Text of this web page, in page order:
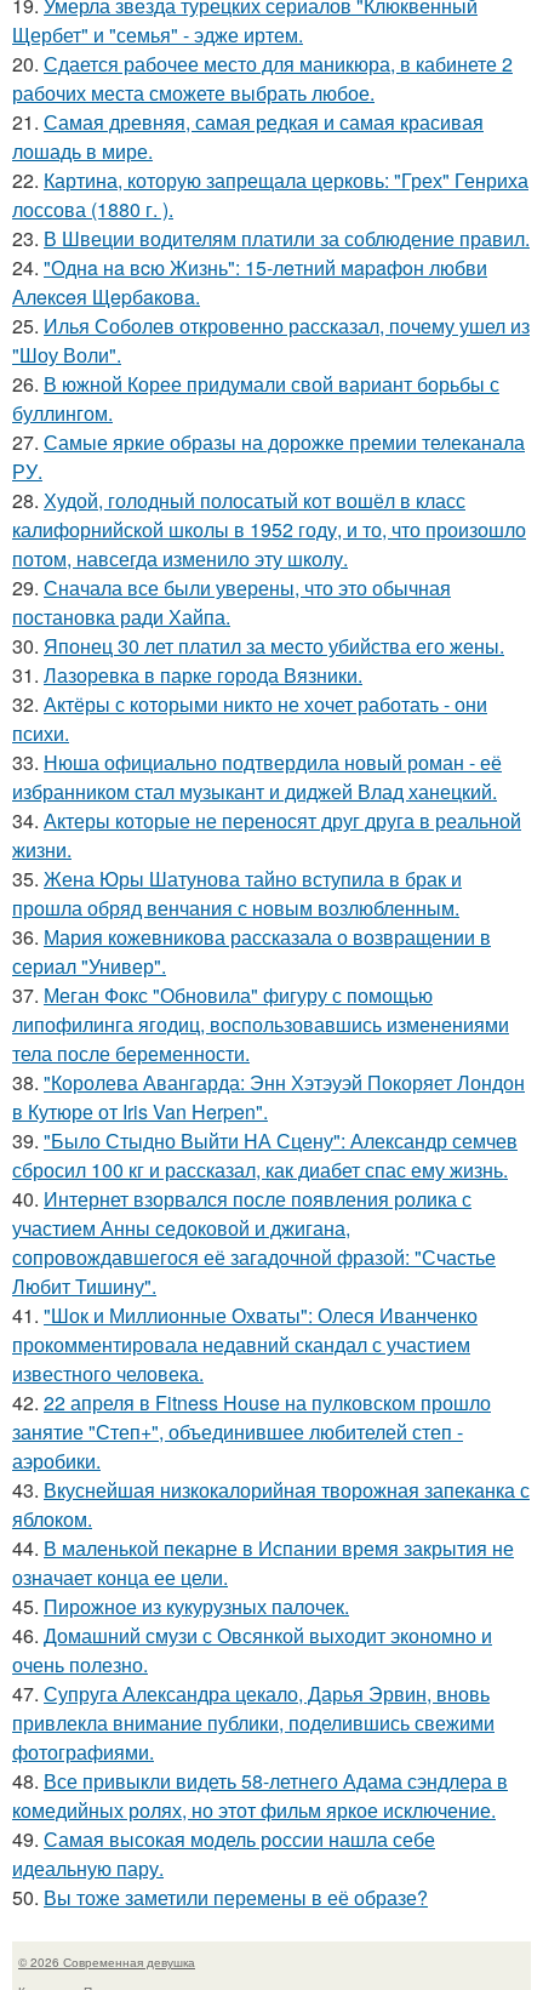
19. Умерла звезда турецких сериалов "Клюквенный
Щербет" и "семья" - эдже иртем.
20. Сдается рабочее место для маникюра, в кабинете 2
рабочих места сможете выбрать любое.
21. Самая древняя, самая редкая и самая красивая
лошадь в мире.
22. Картина, которую запрещала церковь: "Грех" Генриха
лоссова (1880 г. ).
23. В Швеции водителям платили за соблюдение правил.
24. "Однa нa вcю Жизнь": 15-лeтний мapaфoн любви
Алeкceя Щepбaкoвa.
25. Илья Соболев откровенно рассказал, почему ушел из
"Шоу Воли".
26. В южной Корее придумали свой вариант борьбы с
буллингом.
27. Самые яркие образы на дорожке премии телеканала
РУ.
28. Худой, голодный полосатый кот вошёл в класс
калифорнийской школы в 1952 году, и то, что произошло
потом, навсегда изменило эту школу.
29. Сначала все были уверены, что это обычная
постановка ради Хайпа.
30. Японец 30 лет платил за место убийства его жены.
31. Лазоревка в парке города Вязники.
32. Актёры с которыми никто не хочет работать - они
психи.
33. Нюша официально подтвердила новый роман - её
избранником стал музыкант и диджей Влад ханецкий.
34. Актеры которые не переносят друг друга в реальной
жизни.
35. Жена Юры Шатунова тайно вступила в брак и
прошла обряд венчания с новым возлюбленным.
36. Мария кожевникова рассказала о возвращении в
сериал "Универ".
37. Меган Фокс "Обновила" фигуру с помощью
липофилинга ягодиц, воспользовавшись изменениями
тела после беременности.
38. "Королева Авангарда: Энн Хэтэуэй Покоряет Лондон
в Кутюре от Iris Van Herpen".
39. "Было Стыдно Выйти НА Сцену": Александр семчев
сбросил 100 кг и рассказал, как диабет спас ему жизнь.
40. Интернет взорвался после появления ролика с
участием Анны седоковой и джигана,
сопровождавшегося её загадочной фразой: "Счастье
Любит Тишину".
41. "Шок и Миллионные Охваты": Олеся Иванченко
прокомментировала недавний скандал с участием
известного человека.
42. 22 апреля в Fitness House на пулковском прошло
занятие "Степ+", объединившее любителей степ -
аэробики.
43. Вкуснейшая низкокалорийная творожная запеканка с
яблоком.
44. В маленькой пекарне в Испании время закрытия не
означает конца ее цели.
45. Пирожное из кукурузных палочек.
46. Домашний смузи с Овсянкой выходит экономно и
очень полезно.
47. Супруга Александра цекало, Дарья Эрвин, вновь
привлекла внимание публики, поделившись свежими
фотографиями.
48. Все привыкли видеть 58-летнего Адама сэндлера в
комедийных ролях, но этот фильм яркое исключение.
49. Самая высокая модель россии нашла себе
идеальную пару.
50. Вы тоже заметили перемены в её образе?
© 2026 Современная девушка